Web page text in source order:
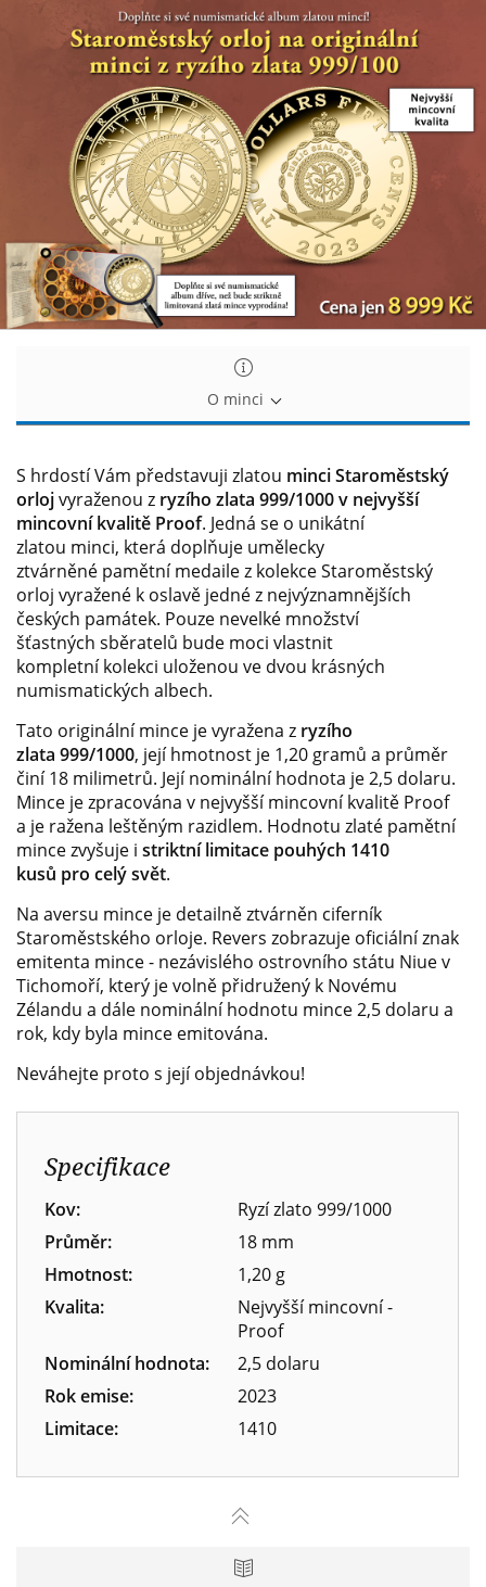
Světoznámá
památka
zlatem
Světoznámá
památka
uctěna
zlatem
O minci
S hrdostí Vám představuji zlatou minci Staroměstský
orlojvyraženou z ryzího zlata 999/1000 v nejvyšší
mincovní kvalitě Proof. Jedná se o unikátní
zlatou minci, která doplňuje umělecky
ztvárněné pamětní medaile z kolekce Staroměstský
orloj vyražené k oslavě jedné z nejvýznamnějších
českých památek. Pouze nevelké množství
šťastných sběratelů bude moci vlastnit
kompletní kolekci uloženou ve dvou krásných
numismatických albech.
Tato originální mince je vyražena z ryzího
zlata 999/1000, její hmotnost je 1,20 gramů a průměr
činí 18 milimetrů. Její nominální hodnota je 2,5 dolaru.
Mince je zpracována v nejvyšší mincovní kvalitě Proof
a je ražena leštěným razidlem. Hodnotu zlaté pamětní
mince zvyšuje i striktní limitace pouhých 1410
kusů pro celý svět.
Na aversu mince je detailně ztvárněn ciferník
Staroměstského orloje. Revers zobrazuje oficiální znak
emitenta mince - nezávislého ostrovního státu Niue v
Tichomoří, který je volně přidružený k Novému
Zélandu a dále nominální hodnotu mince 2,5 dolaru a
rok, kdy byla mince emitována.
Neváhejte proto s její objednávkou!
Specifikace
Kov:
Ryzí zlato 999/1000
Průměr:
18 mm
Hmotnost:
1,20 g
Kvalita:
Nejvyšší mincovní -
Proof
Nominální hodnota:
2,5 dolaru
Rok emise:
2023
Limitace:
1410